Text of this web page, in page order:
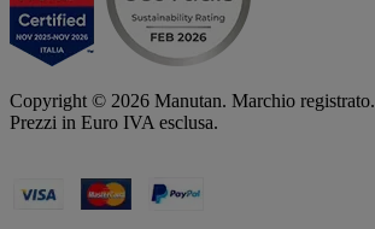
Copyright © 2026 Manutan. Marchio registrato.
Prezzi in Euro IVA esclusa.